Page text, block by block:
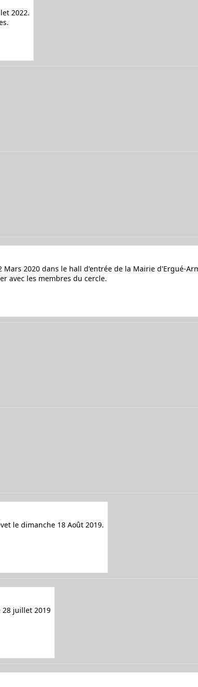
2022.
2020 dans le hall d'entrée de la Mairie d'Ergué-
avec les membres du cercle.
le dimanche 18 Août 2019.
28 juillet 2019